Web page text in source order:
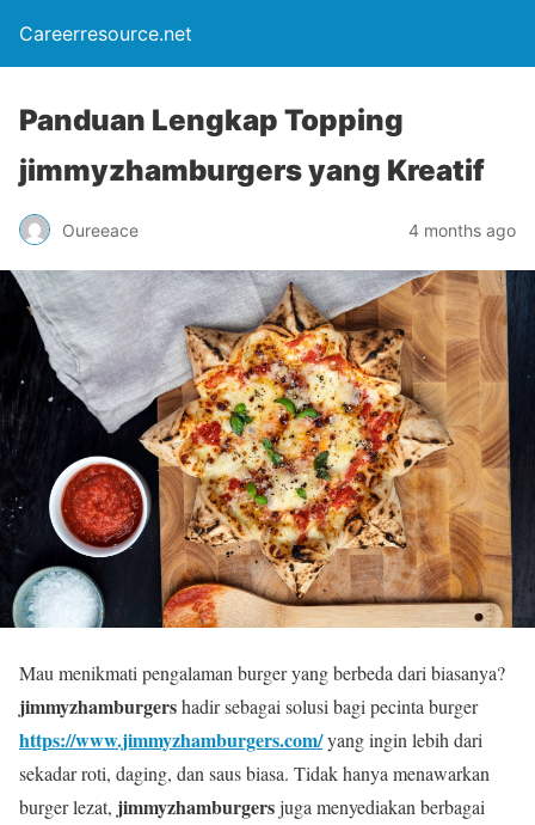
Careerresource.net
Panduan Lengkap Topping
jimmyzhamburgers yang Kreatif
Oureeace 4 months ago
Mau menikmati pengalaman burger yang berbeda dari biasanya?
jimmyzhamburgershadir sebagai solusi bagi pecinta burger
https://www.jimmyzhamburgers.com/yang ingin lebih dari
sekadar roti, daging, dan saus biasa. Tidak hanya menawarkan
burger lezat, jimmyzhamburgersjuga menyediakan berbagai